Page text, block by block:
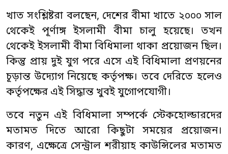
খাত সংশ্লিষ্টরা বলছেন, দেশের বীমা খাতে ২০০০ সাল
থেকেই পূর্ণাঙ্গ ইসলামী বীমা চালু হয়েছে। তখন
থেকেই ইসলামী বীমা বিধিমালা থাকা প্রয়োজন ছিল।
কিন্তু প্রায় দুই যুগ পরে এসে এই বিধিমালা প্রণয়নের
চূড়ান্ত উদ্যোগ নিয়েছে কর্তৃপক্ষ। তবে দেরিতে হলেও
কর্তৃপক্ষের এই সিদ্ধান্ত খুবই যুগোপযোগী।
তবে নতুন এই বিধিমালা সম্পর্কে স্টেকহোল্ডারদের
মতামত দিতে আরো কিছুটা সময়ের প্রয়োজন।
কারণ, এক্ষেত্রে সেন্ট্রাল শরীয়াহ কাউন্সিলের মতামত